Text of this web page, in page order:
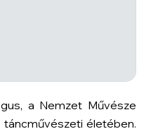
a Nemzet Művésze
életében.